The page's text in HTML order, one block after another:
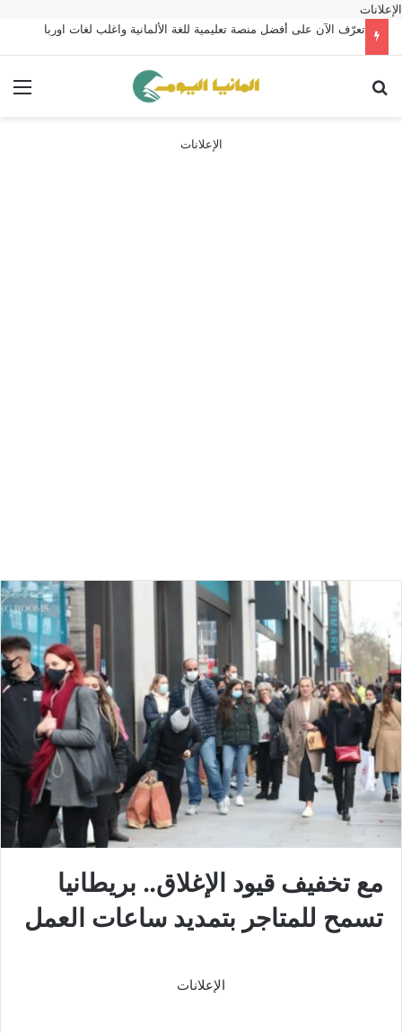
الإعلانات
تعرّف الآن على أفضل منصة تعليمية للغة الألمانية واغلب لغات اوربا
الإعلانات
مع تخفيف قيود الإغلاق.. بريطانيا
تسمح للمتاجر بتمديد ساعات العمل
الإعلانات